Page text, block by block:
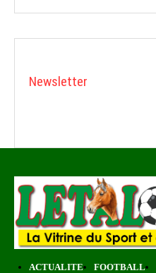
Newsletter
ACTUALITE FOOTBALL